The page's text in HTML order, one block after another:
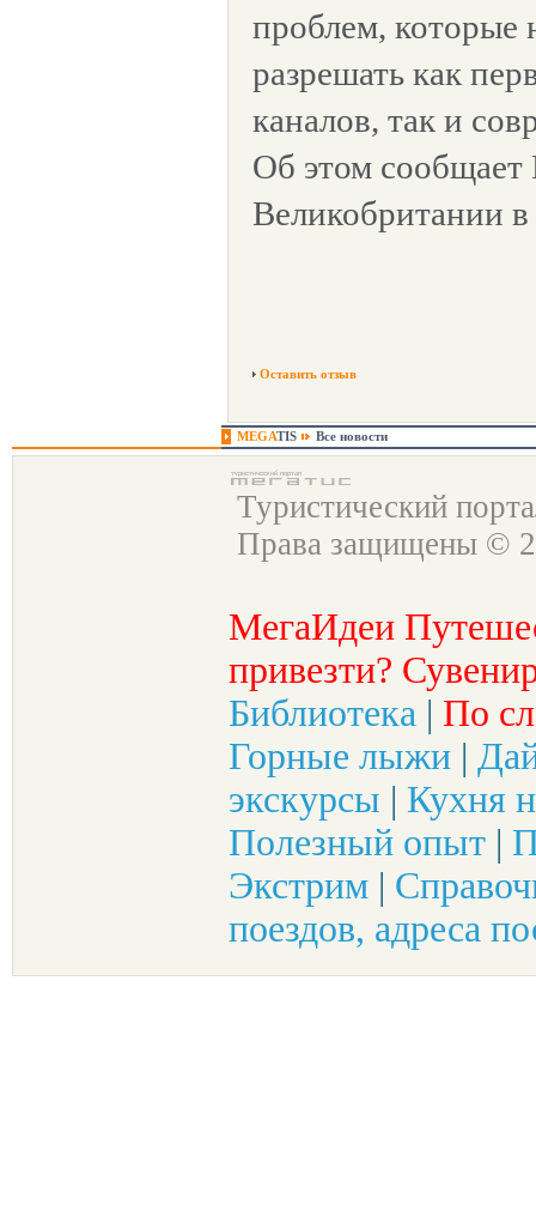
проблем, которые
разрешать как
каналов, так и
Об этом
Великобритании
Оставить отзыв
MEGATIS Все новости
Туристический
Права защищены ©
МегаИдеи
привезти?
Библиотека | По
Горные лыжи |
экскурсы | Кухня
Полезный опыт |
Экстрим |
поездов, адреса